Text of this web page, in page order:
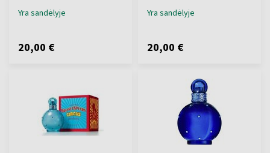
Yra sandėlyje
20,00 €
Yra sandėlyje
20,00 €